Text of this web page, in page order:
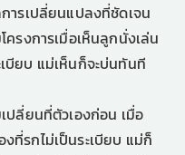
ารเปลี่ยนแปลงที่ชัดเจน
รงการเมื่อเห็นลูกนั่งเล่น
บียบ แม่เห็นก็จะบ่นทันที
ปลี่ยนที่ตัวเองก่อน เมื่อ
ที่รกไม่เป็นระเบียบ แม่ก็